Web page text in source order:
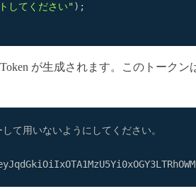
してください") ;
が生成されます。このトークン